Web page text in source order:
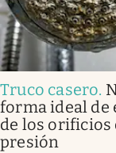
Truco casero.
forma ideal de
de los orificios
presión